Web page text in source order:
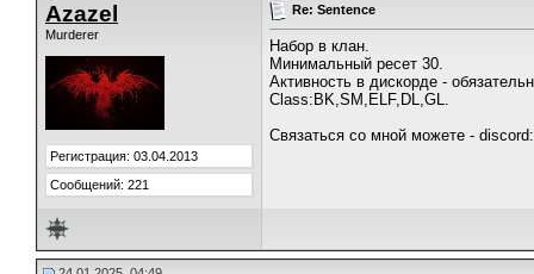
Azazel
Murderer
Регистрация: 03.04.2013
Сообщений: 221
Re: Sentence
Набор в клан.
Минимальный ресет 30.
Активность в дискорде -
Class:BK,SM,ELF,DL,GL.
Связаться со мной можете -